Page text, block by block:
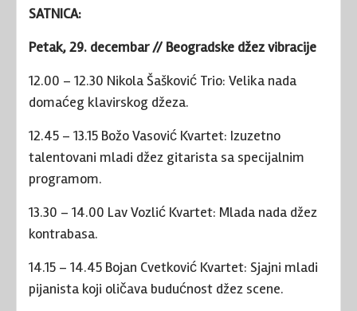
SATNICA:
Petak, 29. decembar // Beogradske džez vibracije
12.00 – 12.30 Nikola Šašković Trio: Velika nada
domaćeg klavirskog džeza.
12.45 – 13.15 Božo Vasović Kvartet: Izuzetno
talentovani mladi džez gitarista sa specijalnim
programom.
13.30 – 14.00 Lav Vozlić Kvartet: Mlada nada džez
kontrabasa.
14.15 – 14.45 Bojan Cvetković Kvartet: Sjajni mladi
pijanista koji oličava budućnost džez scene.